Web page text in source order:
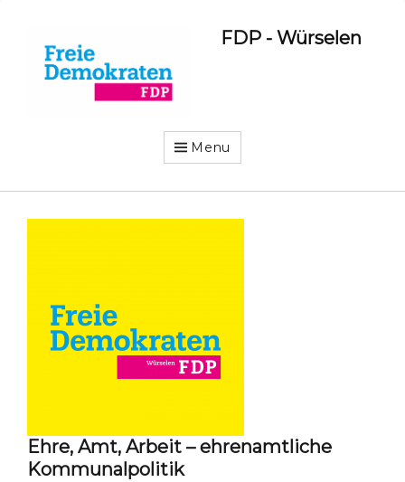
FDP - Würselen
Menu
Ehre, Amt, Arbeit – ehrenamtliche
Kommunalpolitik